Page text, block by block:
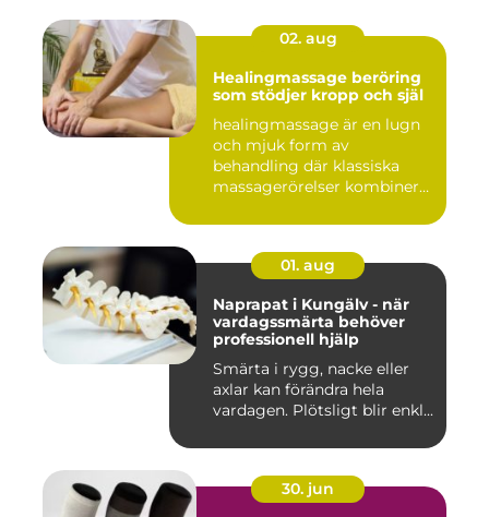
02. aug
Healingmassage beröring
som stödjer kropp och själ
healingmassage är en lugn
och mjuk form av
behandling där klassiska
massagerörelser kombineras
01. aug
Naprapat i Kungälv - när
vardagssmärta behöver
professionell hjälp
Smärta i rygg, nacke eller
axlar kan förändra hela
vardagen. Plötsligt blir enkl...
30. jun